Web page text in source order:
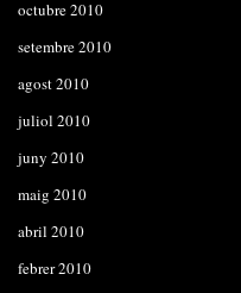
octubre 2010
setembre 2010
agost 2010
juliol 2010
juny 2010
maig 2010
abril 2010
febrer 2010